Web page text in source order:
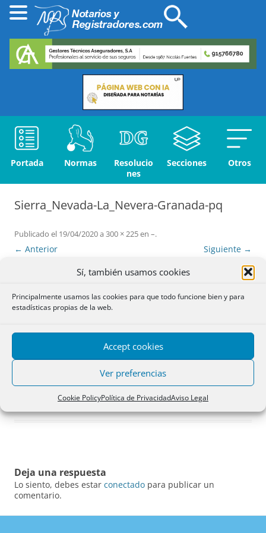
Sí, también usamos cookies
Principalmente usamos las cookies para que todo funcione bien y para
estadísticas propias de la web.
Accept cookies
Ver preferencias
Cookie PolicyPolítica de PrivacidadAviso Legal
Portada Normas
Resolucio
nes
Secciones Otros
Sierra_Nevada-La_Nevera-Granada-pq
Publicado el 19/04/2020a 300 × 225en –.
← Anterior Siguiente →
Deja una respuesta
Lo siento, debes estar conectado para publicar un
comentario.